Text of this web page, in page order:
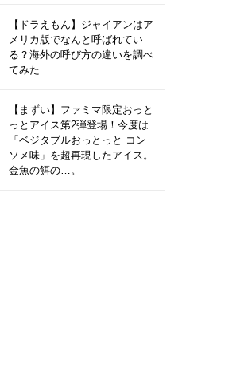
【ドラえもん】ジャイアンはア
メリカ版でなんと呼ばれてい
る？海外の呼び方の違いを調べ
てみた
【まずい】ファミマ限定おっと
っとアイス第2弾登場！今度は
「ベジタブルおっとっと コン
ソメ味」を超再現したアイス。
金魚の餌の…。